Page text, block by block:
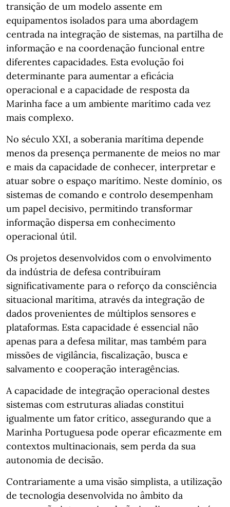
transição de um modelo assente em
equipamentos isolados para uma abordagem
centrada na integração de sistemas, na partilha de
informação e na coordenação funcional entre
diferentes capacidades. Esta evolução foi
determinante para aumentar a eficácia
operacional e a capacidade de resposta da
Marinha face a um ambiente marítimo cada vez
mais complexo.
No século XXI, a soberania marítima depende
menos da presença permanente de meios no mar
e mais da capacidade de conhecer, interpretar e
atuar sobre o espaço marítimo. Neste domínio, os
sistemas de comando e controlo desempenham
um papel decisivo, permitindo transformar
informação dispersa em conhecimento
operacional útil.
Os projetos desenvolvidos com o envolvimento
da indústria de defesa contribuíram
significativamente para o reforço da consciência
situacional marítima, através da integração de
dados provenientes de múltiplos sensores e
plataformas. Esta capacidade é essencial não
apenas para a defesa militar, mas também para
missões de vigilância, fiscalização, busca e
salvamento e cooperação interagências.
A capacidade de integração operacional destes
sistemas com estruturas aliadas constitui
igualmente um fator crítico, assegurando que a
Marinha Portuguesa pode operar eficazmente em
contextos multinacionais, sem perda da sua
autonomia de decisão.
Contrariamente a uma visão simplista, a utilização
de tecnologia desenvolvida no âmbito da